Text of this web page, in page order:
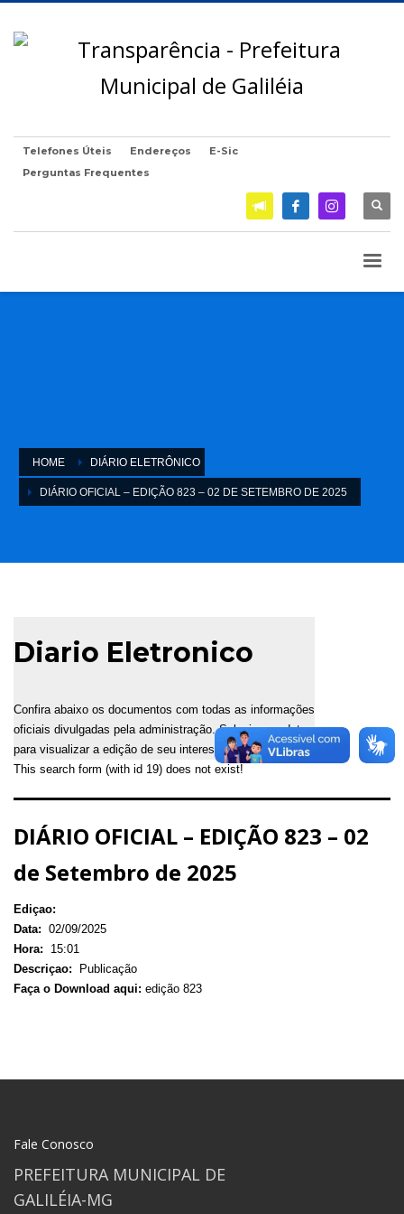
Telefones Úteis Endereços
E-Sic
Perguntas Frequentes
HOME DIÁRIO ELETRÔNICO
DIÁRIO OFICIAL – EDIÇÃO 823 – 02 DE SETEMBRO DE 2025
Diario Eletronico
Confira abaixo os documentos com todas as informações
oficiais divulgadas pela administração. Selecione a data
para visualizar a edição de seu interesse.
This search form (with id 19) does not exist!
DIÁRIO OFICIAL – EDIÇÃO 823 – 02
de Setembro de 2025
Ediçao:
Data: 02/09/2025
Hora:
15:01
Descriçao:
Publicação
Faça o Download aqui: edição 823
Fale Conosco
PREFEITURA MUNICIPAL DE
GALILÉIA-MG